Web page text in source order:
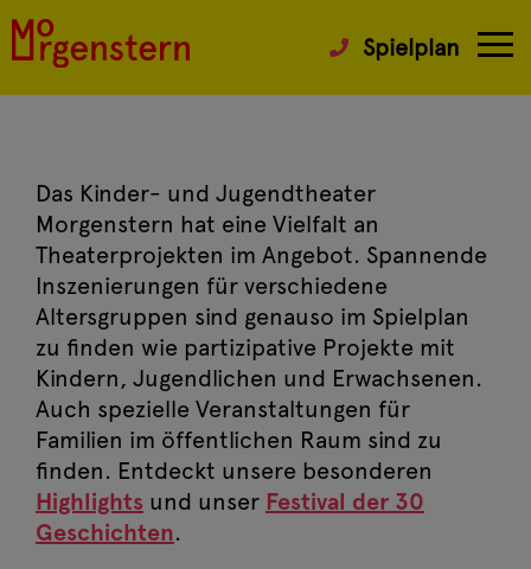
Spielplan
Das Kinder- und Jugendtheater
Morgenstern hat eine Vielfalt an
Theaterprojekten im Angebot. Spannende
Inszenierungen für verschiedene
Altersgruppen sind genauso im Spielplan
zu finden wie partizipative Projekte mit
Kindern, Jugendlichen und Erwachsenen.
Auch spezielle Veranstaltungen für
Familien im öffentlichen Raum sind zu
finden. Entdeckt unsere besonderen
Highlights und unser Festival der 30
Geschichten.